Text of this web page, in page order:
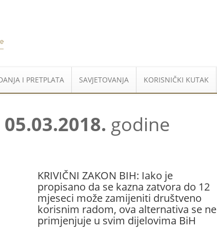
I PRETPLATA SAVJETOVANJA KORISNIČKI KUTAK
05.03.2018. godine
KRIVIČNI ZAKON BIH: Iako je
propisano da se kazna zatvora do 12
mjeseci može zamijeniti društveno
korisnim radom, ova alternativa se ne
primjenjuje u svim dijelovima BiH